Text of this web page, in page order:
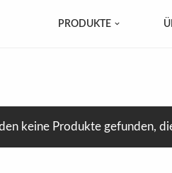
PRODUKTE
keine Produkte gefunden,